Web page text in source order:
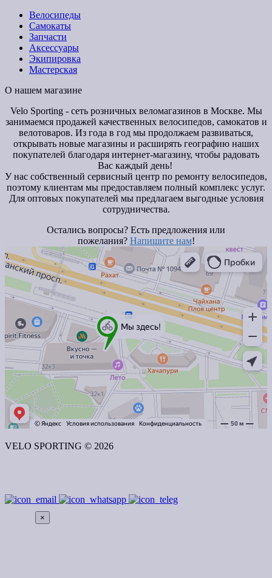
Велосипеды
Самокаты
Запчасти
Аксессуары
Экипировка
Мастерская
О нашем магазине
Velo Sporting - сеть розничных веломагазинов в Москве. Мы
занимаемся продажей качественных велосипедов, самокатов и
велотоваров. Из года в год мы продолжаем развиваться,
открывать новые магазины и расширять географию наших
покупателей благодаря интернет-магазину, чтобы радовать
Вас каждый день!
У нас собственный сервисный центр по ремонту велосипедов,
поэтому клиентам мы предоставляем полный комплекс услуг.
Для оптовых покупателей мы предлагаем выгодные условия
сотрудничества.
Остались вопросы? Есть предложения или
пожелания? Напишите нам!
VELO SPORTING © 2026
×